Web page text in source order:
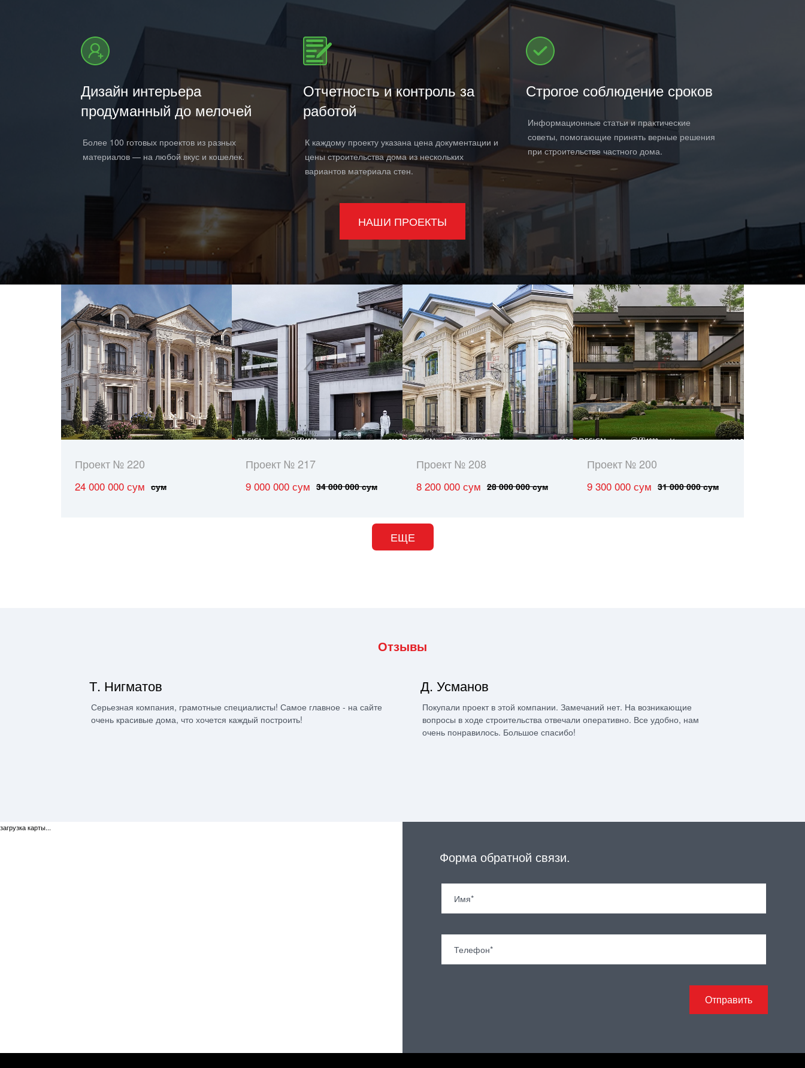
Дизайн интерьера
продуманный до мелочей
Более 100 готовых проектов из разных
материалов — на любой вкус и кошелек.
Отчетность и контроль за
работой
К каждому проекту указана цена документации и
цены строительства дома из нескольких
вариантов материала стен.
Строгое соблюдение сроков
Информационные статьи и практические
советы, помогающие принять верные решения
при строительстве частного дома.
НАШИ ПРОЕКТЫ
Проект № 220
24 000 000 сум сум
Проект № 217
9 000 000 сум 34 000 000 сум
Проект № 208
8 200 000 сум 28 000 000 сум
Проект № 200
9 300 000 сум 31 000 000 сум
ЕЩЕ
Отзывы
Т. Нигматов
Серьезная компания, грамотные специалисты! Самое главное - на сайте
очень красивые дома, что хочется каждый построить!
Д. Усманов
Покупали проект в этой компании. Замечаний нет. На возникающие
вопросы в ходе строительства отвечали оперативно. Все удобно, нам
очень понравилось. Большое спасибо!
загрузка карты...
Форма обратной связи.